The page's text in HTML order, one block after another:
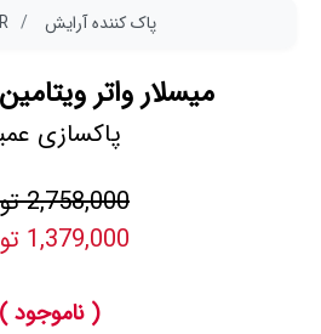
پاک کننده آرایش
میسلار واتر
پاکسازی
2,758,000 تومن
1,379,000 تومن
( ناموجود )